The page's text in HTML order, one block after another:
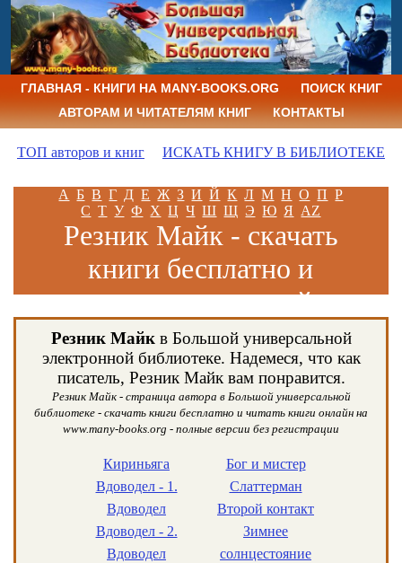
ГЛАВНАЯ - КНИГИ НА MANY-BOOKS.ORG
ПОИСК КНИГ
АВТОРАМ И ЧИТАТЕЛЯМ КНИГ
КОНТАКТЫ
ТОП авторов и книг ИСКАТЬ КНИГУ В БИБЛИОТЕКЕ
А Б В Г Д Е Ж З И Й К Л М Н О П Р
С Т У Ф Х Ц Ч Ш Щ Э Ю Я AZ
Резник Майк - скачать
книги бесплатно и
читать книги онлайн
Резник Майкв Большой универсальной
электронной библиотеке. Надемеся, что как
писатель, Резник Майк вам понравится.
Резник Майк - страница автора в Большой универсальной
библиотеке - скачать книги бесплатно и читать книги онлайн на
www.many-books.org - полные версии без регистрации
Кириньяга
Вдоводел - 1.
Вдоводел
Вдоводел - 2.
Вдоводел
Бог и мистер
Слаттерман
Второй контакт
Зимнее
солнцестояние